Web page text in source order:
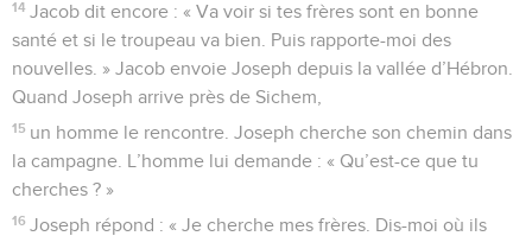
14 Jacob dit encore : « Va voir si tes frères sont en bonne
santé et si le troupeau va bien. Puis rapporte-moi des
nouvelles. » Jacob envoie Joseph depuis la vallée d’Hébron.
Quand Joseph arrive près de Sichem,
15 un homme le rencontre. Joseph cherche son chemin dans
la campagne. L’homme lui demande : « Qu’est-ce que tu
cherches ? »
16 Joseph répond : « Je cherche mes frères. Dis-moi où ils